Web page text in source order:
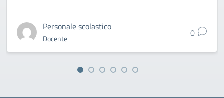
Personale scolastico
Docente 0